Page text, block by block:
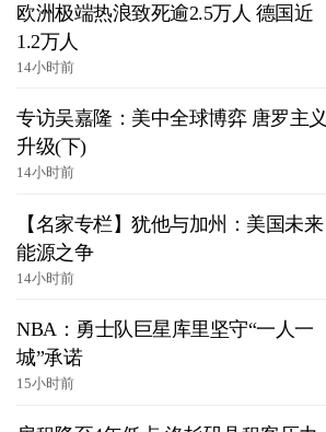
欧洲极端热浪致死逾2.5万人 德国近
1.2万人
14小时前
专访吴嘉隆：美中全球博弈 唐罗主义
升级(下)
14小时前
【名家专栏】犹他与加州：美国未来
能源之争
14小时前
NBA：勇士队巨星库里坚守“一人一
城”承诺
15小时前